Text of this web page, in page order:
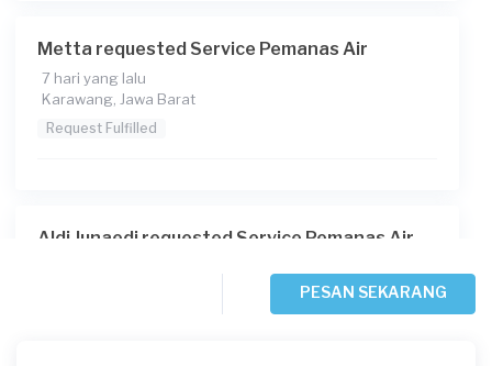
Metta requested Service Pemanas Air
7 hari yang lalu
Karawang, Jawa Barat
Request Fulfilled
Aldi Junaedi requested Service Pemanas Air
PESAN SEKARANG